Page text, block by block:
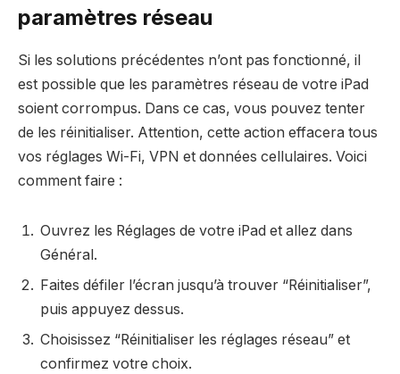
paramètres réseau
Si les solutions précédentes n’ont pas fonctionné, il
est possible que les paramètres réseau de votre iPad
soient corrompus. Dans ce cas, vous pouvez tenter
de les réinitialiser. Attention, cette action effacera tous
vos réglages Wi-Fi, VPN et données cellulaires. Voici
comment faire :
Ouvrez les Réglages de votre iPad et allez dans
Général.
Faites défiler l’écran jusqu’à trouver “Réinitialiser”,
puis appuyez dessus.
Choisissez “Réinitialiser les réglages réseau” et
confirmez votre choix.